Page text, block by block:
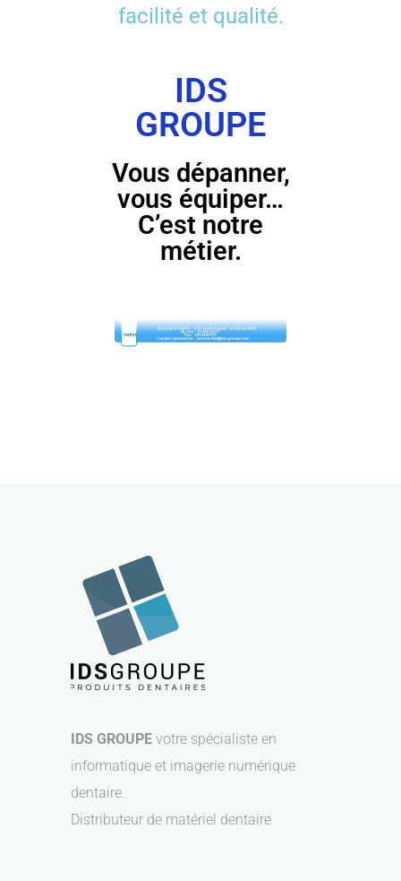
facilité et qualité.
IDS
GROUPE
Vous dépanner,
vous équiper…
C’est notre
métier.
IDS GROUPE votre spécialiste en
informatique et imagerie numérique
dentaire.
Distributeur de matériel dentaire